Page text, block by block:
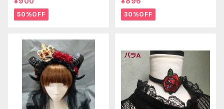
50%OFF 30%OFF